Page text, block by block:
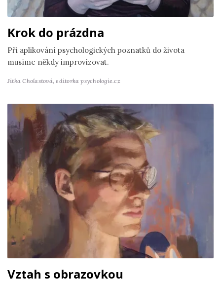
Krok do prázdna
Při aplikování psychologických poznatků do života
musíme někdy improvizovat.
Jitka Cholastová,editorka psychologie.cz
Vztah s obrazovkou